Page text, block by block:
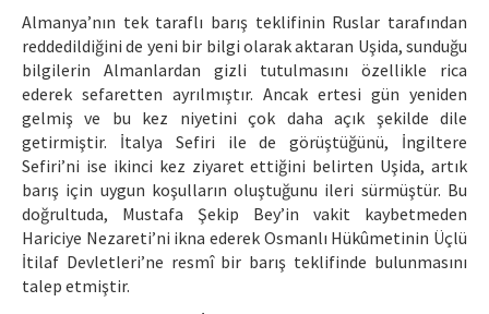
Almanya’nın tek taraflı barış teklifinin Ruslar tarafından
reddedildiğini de yeni bir bilgi olarak aktaran Uşida, sunduğu
bilgilerin Almanlardan gizli tutulmasını özellikle rica
ederek sefaretten ayrılmıştır. Ancak ertesi gün yeniden
gelmiş ve bu kez niyetini çok daha açık şekilde dile
getirmiştir. İtalya Sefiri ile de görüştüğünü, İngiltere
Sefiri’ni ise ikinci kez ziyaret ettiğini belirten Uşida, artık
barış için uygun koşulların oluştuğunu ileri sürmüştür. Bu
doğrultuda, Mustafa Şekip Bey’in vakit kaybetmeden
Hariciye Nezareti’ni ikna ederek Osmanlı Hükûmetinin Üçlü
İtilaf Devletleri’ne resmî bir barış teklifinde bulunmasını
talep etmiştir.